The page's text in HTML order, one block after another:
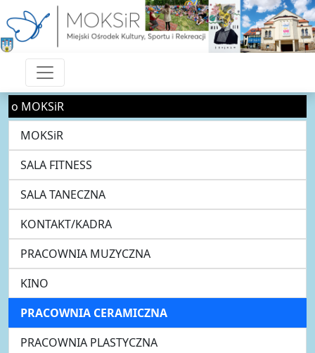
o MOKSiR
MOKSiR
SALA FITNESS
SALA TANECZNA
KONTAKT/KADRA
PRACOWNIA MUZYCZNA
KINO
PRACOWNIA CERAMICZNA
PRACOWNIA PLASTYCZNA